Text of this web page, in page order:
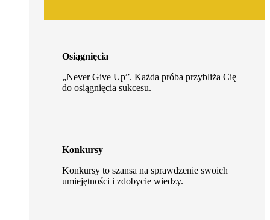
Osiągnięcia
„Never Give Up”. Każda próba przybliża Cię
do osiągnięcia sukcesu.
Konkursy
Konkursy to szansa na sprawdzenie swoich
umiejętności i zdobycie wiedzy.